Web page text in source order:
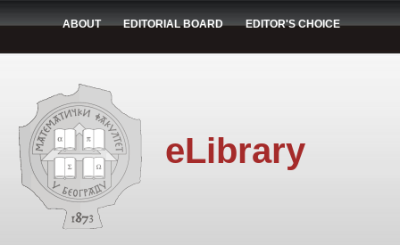
ABOUT EDITORIAL BOARD EDITOR'S CHOICE
eLibrary